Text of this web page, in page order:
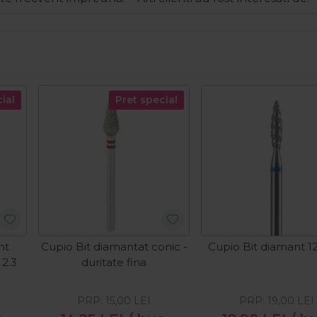
Pret special
Cupio Bit diamantat conic -
duritate fina
PRP: 15,00 LEI
Cupio Bit diamant
PRP: 19,00 LEI